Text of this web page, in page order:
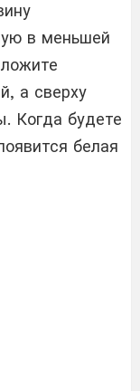
в меньшей
а сверху
Когда будете
белая